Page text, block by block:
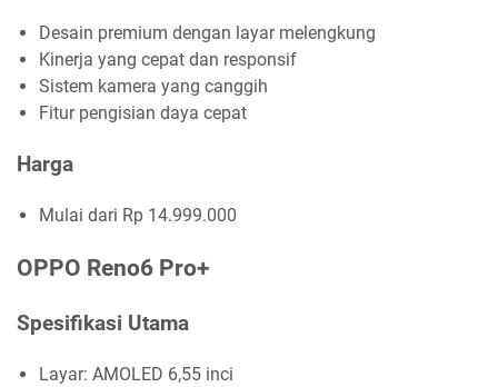
Desain premium dengan layar melengkung
Kinerja yang cepat dan responsif
Sistem kamera yang canggih
Fitur pengisian daya cepat
Harga
Mulai dari Rp 14.999.000
OPPO Reno6 Pro+
Spesifikasi Utama
Layar: AMOLED 6,55 inci